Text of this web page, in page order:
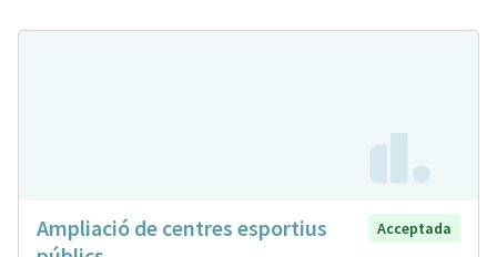
Ampliació de centres esportius
Acceptada